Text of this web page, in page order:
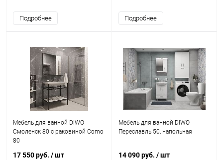
Подробнее Подробнее
Мебель для ванной DIWO
Смоленск 80 с раковиной Como
80
17 550 руб. / шт
Мебель для ванной DIWO
Переславль 50, напольная
14 090 руб. / шт